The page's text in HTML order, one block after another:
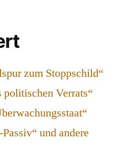
zum Stoppschild“
politischen Verrats“
und andere